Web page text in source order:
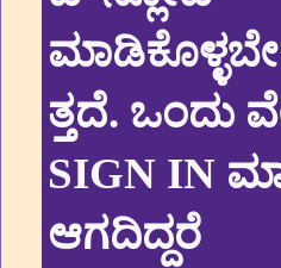
ತ್ತದೆ. ಒಂದು
SIGN IN
ಆಗದಿದ್ದರೆ